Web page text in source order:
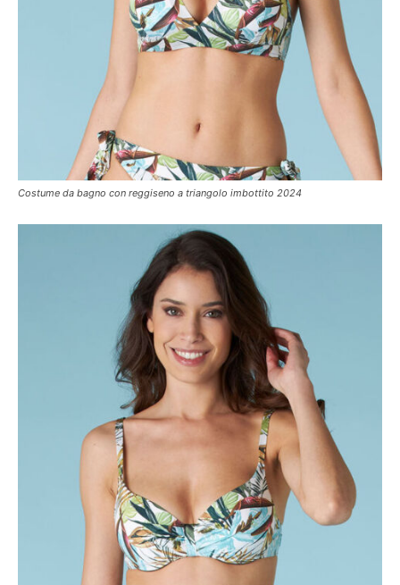
Costume da bagno con reggiseno a triangolo imbottito 2024